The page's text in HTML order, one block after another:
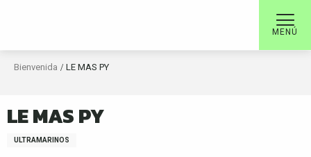
MENÚ
Bienvenida LE MAS PY
LE MAS PY
ULTRAMARINOS